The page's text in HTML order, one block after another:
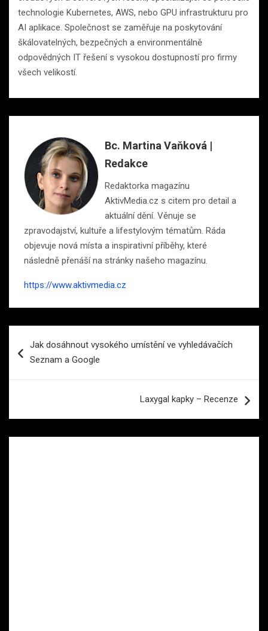
technologie Kubernetes, AWS, nebo GPU infrastrukturu pro
AI aplikace. Společnost se zaměřuje na poskytování
škálovatelných, bezpečných a environmentálně
odpovědných IT řešení s vysokou dostupností pro firmy
všech velikostí.
Bc. Martina Vaňková |
Redakce
Redaktorka magazínu
AktivMedia.cz s citem pro detail a
aktuální dění. Věnuje se
zpravodajství, kultuře a lifestylovým tématům. Ráda
objevuje nová místa a inspirativní příběhy, které
následně přenáší na stránky našeho magazínu.
https://www.aktivmedia.cz
proJak dosáhnout vysokého umístění ve vyhledávačích
Seznam a Google
Laxygal kapky – Recenze